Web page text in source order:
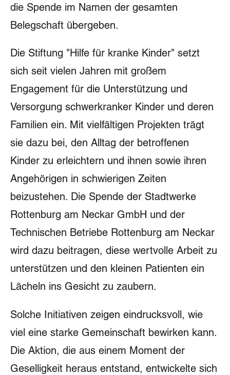
die Spende im Namen der gesamten
Belegschaft übergeben.
Die Stiftung "Hilfe für kranke Kinder" setzt
sich seit vielen Jahren mit großem
Engagement für die Unterstützung und
Versorgung schwerkranker Kinder und deren
Familien ein. Mit vielfältigen Projekten trägt
sie dazu bei, den Alltag der betroffenen
Kinder zu erleichtern und ihnen sowie ihren
Angehörigen in schwierigen Zeiten
beizustehen. Die Spende der Stadtwerke
Rottenburg am Neckar GmbH und der
Technischen Betriebe Rottenburg am Neckar
wird dazu beitragen, diese wertvolle Arbeit zu
unterstützen und den kleinen Patienten ein
Lächeln ins Gesicht zu zaubern.
Solche Initiativen zeigen eindrucksvoll, wie
viel eine starke Gemeinschaft bewirken kann.
Die Aktion, die aus einem Moment der
Geselligkeit heraus entstand, entwickelte sich